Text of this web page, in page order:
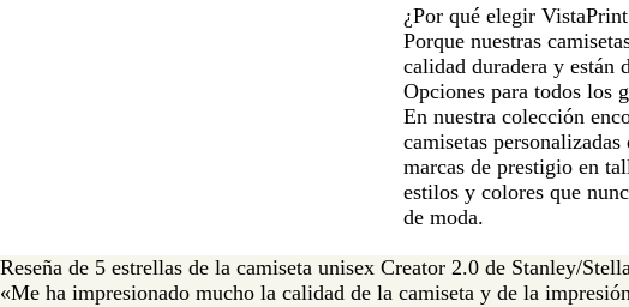
o
c
l
a
r
o
t
e
l
l
a
i
n
o
¿Por qué elegir
Porque nuestras
calidad duradera y están
Opciones para todos los
En nuestra colección
camisetas personalizadas
marcas de prestigio en
estilos y colores que
de moda.
Reseña de 5 estrellas de la camiseta unisex Creator 2.0 de Stanley/
«Me ha impresionado mucho la calidad de la camiseta y de la